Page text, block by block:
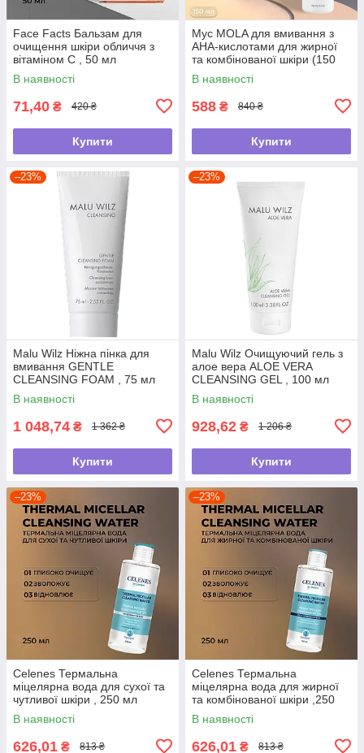
Face Facts Бальзам для
очищення шкіри обличчя з
вітаміном С , 50 мл
В наявності
71,40 ₴ 420 ₴
Купити
Мус MOLA для вмивання з
АНА-кислотами для жирної
та комбінованої шкіри (150
мл)
В наявності
588 ₴ 840 ₴
Купити
–23%
Malu Wilz Ніжна пінка для
вмивання GENTLE
CLEANSING FOAM , 75 мл
В наявності
1 048,74 ₴ 1 362 ₴
Купити
–23%
Malu Wilz Очищуючий гель з
алое вера ALOE VERA
CLEANSING GEL , 100 мл
В наявності
928,62 ₴ 1 206 ₴
Купити
–23%
Celenes Термальна
міцелярна вода для сухої та
чутливої шкіри , 250 мл
В наявності
626,01 ₴ 813 ₴
–23%
Celenes Термальна
міцелярна вода для жирної
та комбінованої шкіри ,250
мл
В наявності
626,01 ₴ 813 ₴